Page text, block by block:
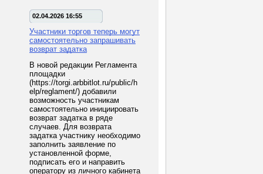
02.04.2026 16:55
Участники торгов теперь могут
самостоятельно запрашивать
возврат задатка
В новой редакции Регламента
площадки
(https://torgi.arbbitlot.ru/public/h
elp/reglament/) добавили
возможность участникам
самостоятельно инициировать
возврат задатка в ряде
случаев. Для возврата
задатка участнику необходимо
заполнить заявление по
установленной форме,
подписать его и направить
оператору из личного кабинета